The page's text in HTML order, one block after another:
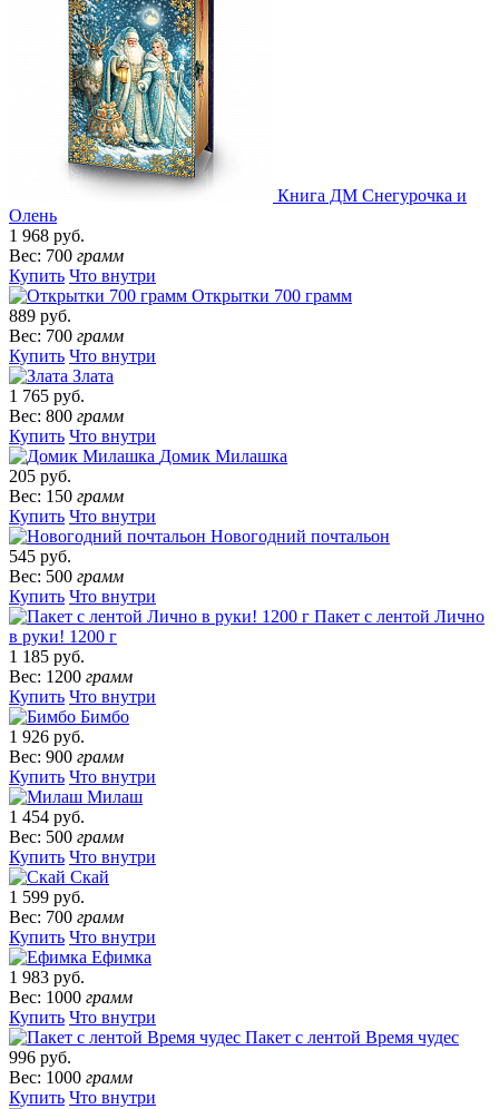
Книга ДМ Снегурочка и
Олень
1 968 руб.
Вес: 700 грамм
Купить Что внутри
Открытки 700 грамм
889 руб.
Вес: 700 грамм
Купить Что внутри
Злата
1 765 руб.
Вес: 800 грамм
Купить Что внутри
Домик Милашка
205 руб.
Вес: 150 грамм
Купить Что внутри
Новогодний почтальон
545 руб.
Вес: 500 грамм
Купить Что внутри
Пакет с лентой Лично
в руки! 1200 г
1 185 руб.
Вес: 1200 грамм
Купить Что внутри
Бимбо
1 926 руб.
Вес: 900 грамм
Купить Что внутри
Милаш
1 454 руб.
Вес: 500 грамм
Купить Что внутри
Скай
1 599 руб.
Вес: 700 грамм
Купить Что внутри
Ефимка
1 983 руб.
Вес: 1000 грамм
Купить Что внутри
Пакет с лентой Время чудес
996 руб.
Вес: 1000 грамм
Купить Что внутри